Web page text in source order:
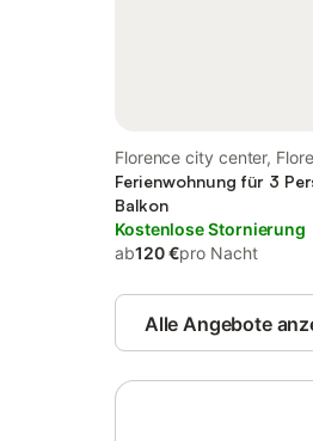
Florence city center,
Ferienwohnung für 3
Balkon
Kostenlose Stornierung
ab120 €pro Nacht
Alle Angebote